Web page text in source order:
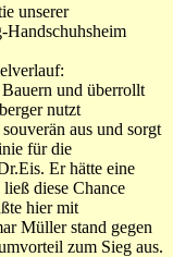
unserer
Handschuhsheim
und überrollt
nutzt
aus und sorgt
für die
Er hätte eine
diese Chance
hier mit
Müller stand gegen
zum Sieg aus.